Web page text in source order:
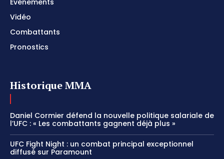
Événements
Vidéo
Combattants
Pronostics
Historique MMA
Daniel Cormier défend la nouvelle politique salariale de
l’UFC : « Les combattants gagnent déjà plus »
UFC Fight Night : un combat principal exceptionnel
diffusé sur Paramount